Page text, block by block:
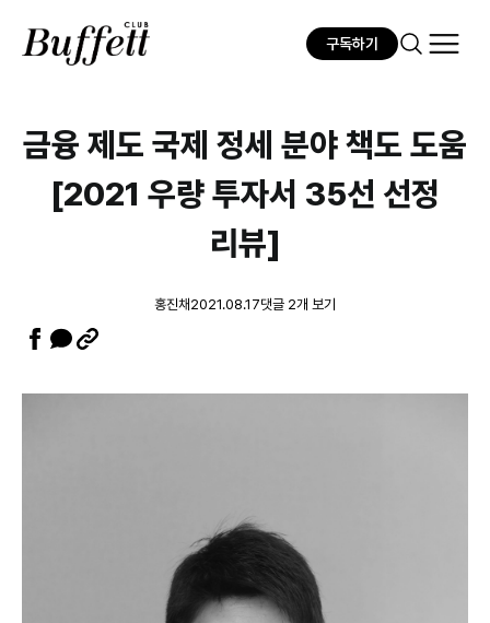
구독하기
금융 제도 국제 정세 분야 책도 도움
[2021 우량 투자서 35선 선정
리뷰]
홍진채 2021.08.17댓글 2개 보기